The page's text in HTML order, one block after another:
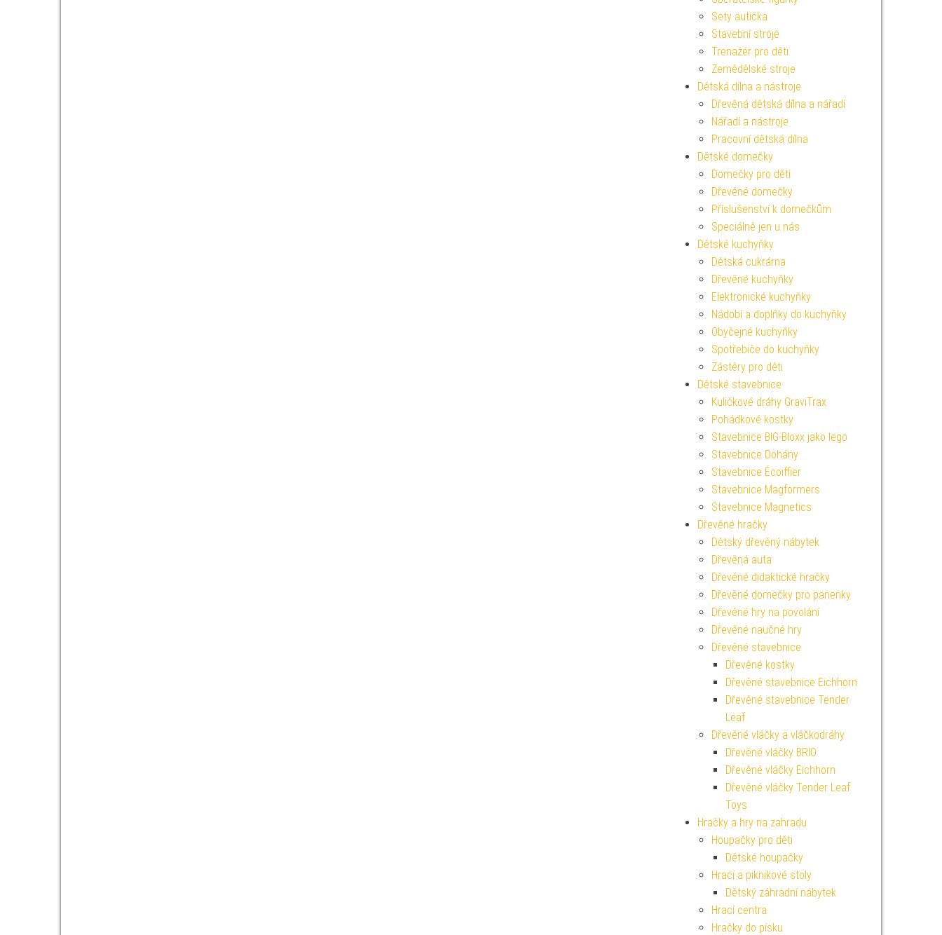
Sety autíčka
Stavební stroje
Trenažér pro děti
Zemědělské stroje
Dětská dílna a nástroje
Dřevěná dětská dílna a nářadí
Nářadí a nástroje
Pracovní dětská dílna
Dětské domečky
Domečky pro děti
Dřevěné domečky
Příslušenství k domečkům
Speciálně jen u nás
Dětské kuchyňky
Dětská cukrárna
Dřevěné kuchyňky
Elektronické kuchyňky
Nádobí a doplňky do kuchyňky
Obyčejné kuchyňky
Spotřebiče do kuchyňky
Zástěry pro děti
Dětské stavebnice
Kuličkové dráhy GraviTrax
Pohádkové kostky
Stavebnice BIG-Bloxx jako lego
Stavebnice Dohány
Stavebnice Écoiffier
Stavebnice Magformers
Stavebnice Magnetics
Dřevěné hračky
Dětský dřevěný nábytek
Dřevěná auta
Dřevěné didaktické hračky
Dřevěné domečky pro panenky
Dřevěné hry na povolání
Dřevěné naučné hry
Dřevěné stavebnice
Dřevěné kostky
Dřevěné stavebnice Eichhorn
Dřevěné stavebnice Tender
Leaf
Dřevěné vláčky a vláčkodráhy
Dřevěné vláčky BRIO
Dřevěné vláčky Eichhorn
Dřevěné vláčky Tender Leaf
Toys
Hračky a hry na zahradu
Houpačky pro děti
Dětské houpačky
Hrací a piknikové stoly
Dětský záhradní nábytek
Hrací centra
Hračky do písku